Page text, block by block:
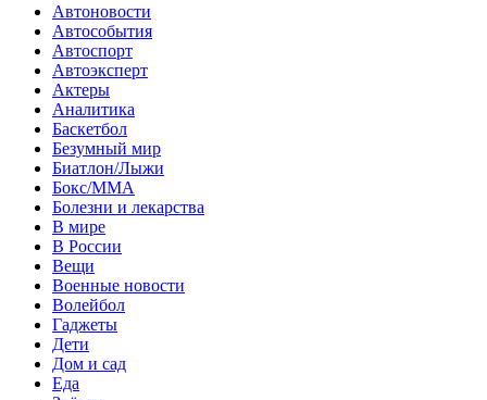
Автоновости
Автособытия
Автоспорт
Автоэксперт
Актеры
Аналитика
Баскетбол
Безумный мир
Биатлон/Лыжи
Бокс/MMA
Болезни и лекарства
В мире
В России
Вещи
Военные новости
Волейбол
Гаджеты
Дети
Дом и сад
Еда